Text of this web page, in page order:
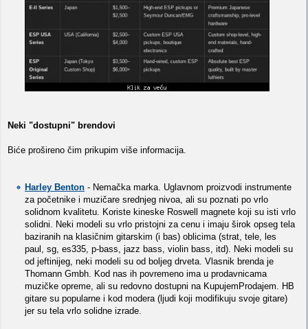
Neki "dostupni" brendovi
Biće prošireno čim prikupim više informacija.
Harley Benton - Nemačka marka. Uglavnom proizvodi instrumente
za početnike i muzičare srednjeg nivoa, ali su poznati po vrlo
solidnom kvalitetu. Koriste kineske Roswell magnete koji su isti vrlo
solidni. Neki modeli su vrlo pristojni za cenu i imaju širok opseg tela
baziranih na klasičnim gitarskim (i bas) oblicima (strat, tele, les
paul, sg, es335, p-bass, jazz bass, violin bass, itd). Neki modeli su
od jeftinijeg, neki modeli su od boljeg drveta. Vlasnik brenda je
Thomann Gmbh. Kod nas ih povremeno ima u prodavnicama
muzičke opreme, ali su redovno dostupni na KupujemProdajem. HB
gitare su popularne i kod modera (ljudi koji modifikuju svoje gitare)
jer su tela vrlo solidne izrade.